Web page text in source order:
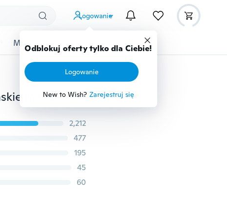
Logowanie
Odblokuj oferty tylko dla Ciebie!
Logowanie
New to Wish? Zarejestruj się
Moda Przybory dziecięce Więcej
Skarpetki męskie bawełniane jesienne i zimowe damskie Marls Color National w tubie
2,212
477
195
45
60